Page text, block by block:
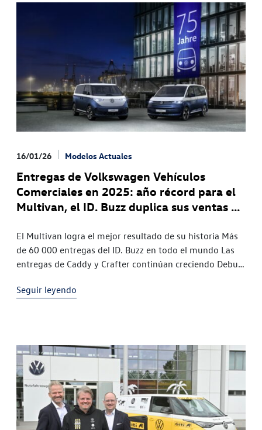
16/01/26 Modelos Actuales
Entregas de Volkswagen Vehículos
Comerciales en 2025: año récord para el
Multivan, el ID. Buzz duplica sus ventas y
El Multivan logra el mejor resultado de su historia Más
de 60 000 entregas del ID. Buzz en todo el mundo Las
entregas de Caddy y Crafter continúan creciendo Debut
Seguir leyendo